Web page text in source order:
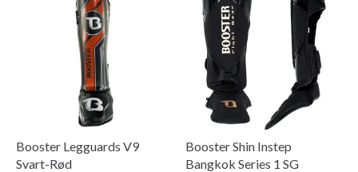
Booster Legguards V9
Svart-Rød
Booster Shin Instep
Bangkok Series 1 SG